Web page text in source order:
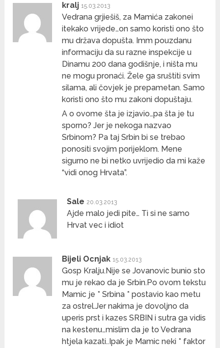
kralj 15.03.2013
Vedrana grjiešiš, za Mamića zakonei
itekako vrijede…on samo koristi ono što
mu država dopušta. Imm pouzdanu
informaciju da su razne inspekcije u
Dinamu 200 dana godišnje, i ništa mu
ne mogu pronaći. Žele ga sruštiti svim
silama, ali čovjek je prepametan. Samo
koristi ono što mu zakoni dopuštaju.
A o ovome šta je izjavio…pa šta je tu
sporno? Jer je nekoga nazvao
Srbinom? Pa taj Srbin bi se trebao
ponositi svojim porijeklom. Mene
sigurno ne bi netko uvrijedio da mi kaže
“vidi onog Hrvata”.
Sale 20.03.2013
Ajde malo jedi pite… Ti si ne samo
Hrvat vec i idiot
Bijeli Ocnjak 15.03.2013
Gosp Kralju.Nije se Jovanovic bunio sto
mu je rekao da je Srbin.Po ovom tekstu
Mamic je * Srbina * postavio kao metu
za ostrel.Jer nakima je dovoljno da
uperis prst i kazes SRBIN i sutra ga vidis
na kestenu…mislim da je to Vedrana
htjela kazati..Ipak je Mamic neki * faktor